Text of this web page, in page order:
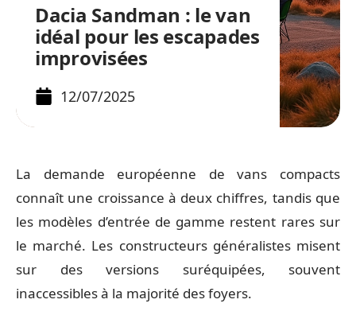
Dacia Sandman : le van
idéal pour les escapades
improvisées
12/07/2025
La demande européenne de vans compacts
connaît une croissance à deux chiffres, tandis que
les modèles d’entrée de gamme restent rares sur
le marché. Les constructeurs généralistes misent
sur des versions suréquipées, souvent
inaccessibles à la majorité des foyers.